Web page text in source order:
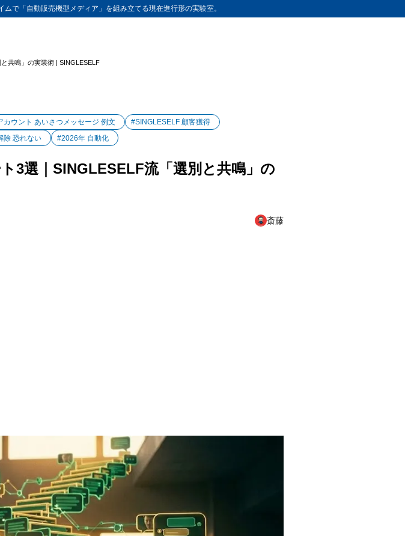
で「自動販売機型メディア」を組み立てる現在進行形の実験室。
共鳴」の実装術 | SINGLESELF
カウント あいさつメッセージ 例文
#SINGLESELF 顧客獲得
除 恐れない #2026年 自動化
3選｜SINGLESELF流「選別と共鳴」の
斎藤